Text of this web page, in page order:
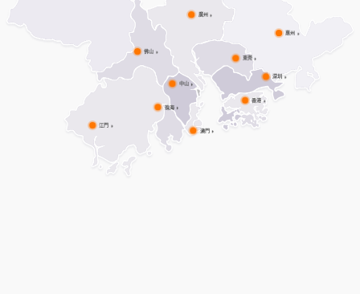
其他
江門
佛山
珠海
中山
廣州
澳門
東莞
香港
深圳
惠州